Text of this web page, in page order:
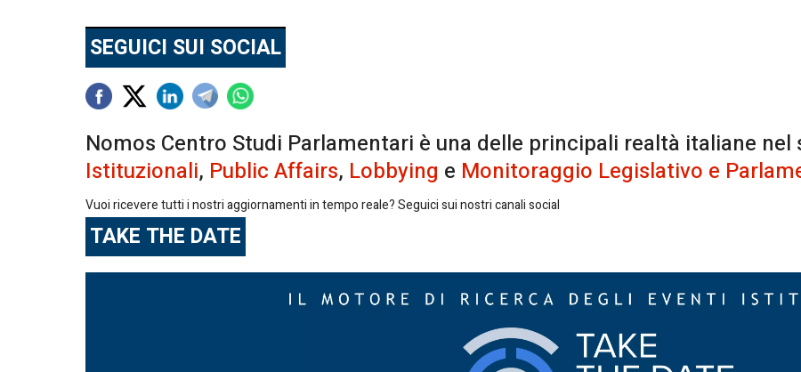
SEGUICI SUI SOCIAL
Nomos Centro Studi Parlamentari è una delle principali realtà italiane nel
Istituzionali, Public Affairs, Lobbying e Monitoraggio Legislativo e
Vuoi ricevere tutti i nostri aggiornamenti in tempo reale? Seguici sui nostri canali social
TAKE THE DATE